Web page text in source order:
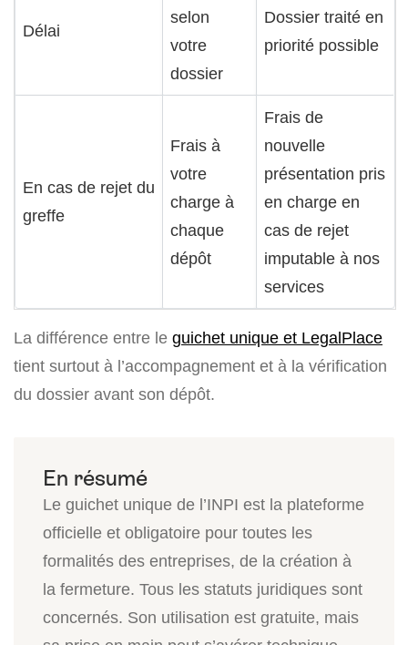
Délai
selon
votre
dossier
Dossier traité en
priorité possible
En cas de rejet du
greffe
Frais à
votre
charge à
chaque
dépôt
Frais de
nouvelle
présentation pris
en charge en
cas de rejet
imputable à nos
services
La différence entre le guichet unique et LegalPlace
tient surtout à l’accompagnement et à la vérification
du dossier avant son dépôt.
Le guichet unique de l’INPI est la plateforme
officielle et obligatoire pour toutes les
formalités des entreprises, de la création à
la fermeture. Tous les statuts juridiques sont
concernés. Son utilisation est gratuite, mais